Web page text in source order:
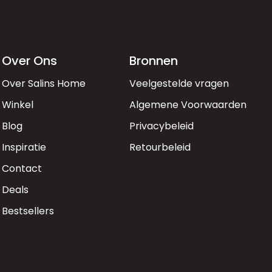
Over Ons
Over Salins Home
Winkel
Blog
Inspiratie
Contact
Deals
Bestsellers
Bronnen
Veelgestelde vragen
Algemene Voorwaarden
Privacybeleid
Retourbeleid